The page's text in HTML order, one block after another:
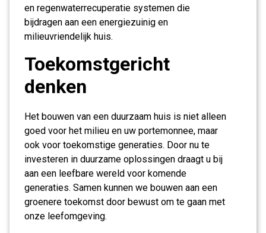
en regenwaterrecuperatie systemen die
bijdragen aan een energiezuinig en
milieuvriendelijk huis.
Toekomstgericht
denken
Het bouwen van een duurzaam huis is niet alleen
goed voor het milieu en uw portemonnee, maar
ook voor toekomstige generaties. Door nu te
investeren in duurzame oplossingen draagt u bij
aan een leefbare wereld voor komende
generaties. Samen kunnen we bouwen aan een
groenere toekomst door bewust om te gaan met
onze leefomgeving.